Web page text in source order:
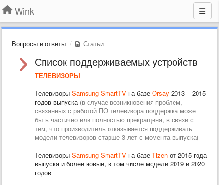
Wink
Вопросы и ответы Статьи
Список поддерживаемых устройств
ТЕЛЕВИЗОРЫ
Телевизоры Samsung SmartTV на базе Orsay 2013 – 2015
годов выпуска (в случае возникновения проблем,
связанных с работой ПО телевизора поддержка может
быть частично или полностью прекращена, в связи с
тем, что производитель отказывается поддерживать
модели телевизоров старше 3 лет с момента выпуска)
Телевизоры Samsung SmartTV на базе Tizen от 2015 года
выпуска и более новые, в том числе модели 2019 и 2020
годов